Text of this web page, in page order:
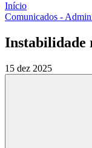
Início
Comunicados -
Instabilidade
15 dez 2025